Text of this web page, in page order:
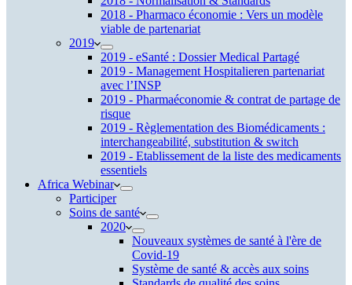
2018 - Pharmaco économie : Vers un modèle
viable de partenariat
2019
2019 - eSanté : Dossier Medical Partagé
2019 - Management Hospitalieren partenariat
avec l’INSP
2019 - Pharmaéconomie & contrat de partage de
risque
2019 - Règlementation des Biomédicaments :
interchangeabilité, substitution & switch
2019 - Etablissement de la liste des medicaments
essentiels
Africa Webinar
Participer
Soins de santé
2020
Nouveaux systèmes de santé à l'ère de
Covid-19
Système de santé & accès aux soins